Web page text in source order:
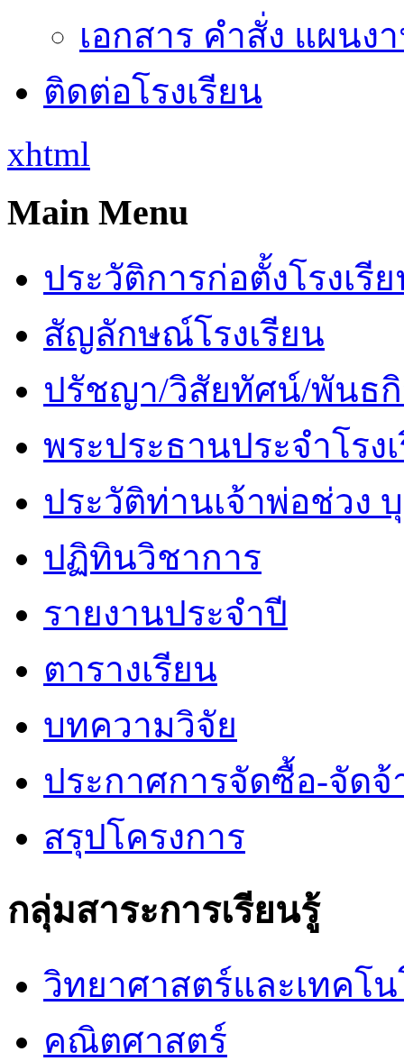
เอกสาร คำสั่ง แผนง
ติดต่อโรงเรียน
xhtml
Main Menu
ประวัติการก่อตั้งโรงเรี
สัญลักษณ์โรงเรียน
ปรัชญา/วิสัยทัศน์/พันธ
พระประธานประจำโรง
ประวัติท่านเจ้าพ่อช่วง
ปฏิทินวิชาการ
รายงานประจำปี
ตารางเรียน
บทความวิจัย
ประกาศการจัดซื้อ-จัดจ้
สรุปโครงการ
กลุ่มสาระการเรียนรู้
วิทยาศาสตร์และเทคโ
คณิตศาสตร์